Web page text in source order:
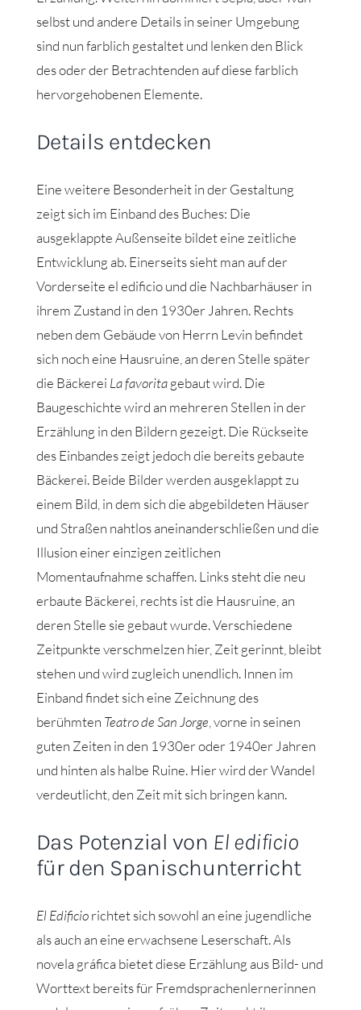
selbst und andere Details in seiner Umgebung
sind nun farblich gestaltet und lenken den Blick
des oder der Betrachtenden auf diese farblich
hervorgehobenen Elemente.
Details entdecken
Eine weitere Besonderheit in der Gestaltung
zeigt sich im Einband des Buches: Die
ausgeklappte Außenseite bildet eine zeitliche
Entwicklung ab. Einerseits sieht man auf der
Vorderseite el edificio und die Nachbarhäuser in
ihrem Zustand in den 1930er Jahren. Rechts
neben dem Gebäude von Herrn Levin befindet
sich noch eine Hausruine, an deren Stelle später
die Bäckerei La favoritagebaut wird. Die
Baugeschichte wird an mehreren Stellen in der
Erzählung in den Bildern gezeigt. Die Rückseite
des Einbandes zeigt jedoch die bereits gebaute
Bäckerei. Beide Bilder werden ausgeklappt zu
einem Bild, in dem sich die abgebildeten Häuser
und Straßen nahtlos aneinanderschließen und die
Illusion einer einzigen zeitlichen
Momentaufnahme schaffen. Links steht die neu
erbaute Bäckerei, rechts ist die Hausruine, an
deren Stelle sie gebaut wurde. Verschiedene
Zeitpunkte verschmelzen hier, Zeit gerinnt, bleibt
stehen und wird zugleich unendlich. Innen im
Einband findet sich eine Zeichnung des
berühmten Teatro de San Jorge, vorne in seinen
guten Zeiten in den 1930er oder 1940er Jahren
und hinten als halbe Ruine. Hier wird der Wandel
verdeutlicht, den Zeit mit sich bringen kann.
Das Potenzial von El edificio
für den Spanischunterricht
El Edificiorichtet sich sowohl an eine jugendliche
als auch an eine erwachsene Leserschaft. Als
novela gráfica bietet diese Erzählung aus Bild- und
Worttext bereits für Fremdsprachenlernerinnen